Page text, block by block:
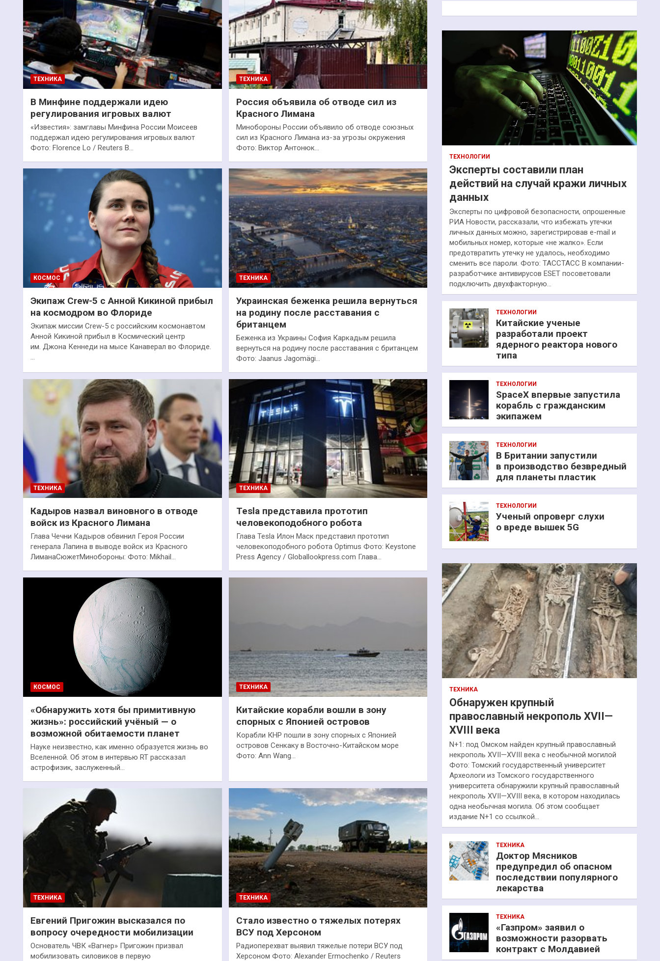
ТЕХНИКА
В Минфине поддержали идею
регулирования игровых валют
«Известия»: замглавы Минфина России Моисеев
поддержал идею регулирования игровых валют
Фото: Florence Lo / Reuters В…
ТЕХНИКА
Россия объявила об отводе сил из
Красного Лимана
Минобороны России объявило об отводе союзных
сил из Красного Лимана из-за угрозы окружения
Фото: Виктор Антонюк…
КОСМОС
Экипаж Crew-5 с Анной Кикиной прибыл
на космодром во Флориде
Экипаж миссии Crew-5 с российским космонавтом
Анной Кикиной прибыл в Космический центр
им. Джона Кеннеди на мысе Канаверал во Флориде.
ТЕХНИКА
Украинская беженка решила вернуться
на родину после расставания с
британцем
Беженка из Украины София Каркадым решила
вернуться на родину после расставания с британцем
Фото: Jaanus Jagomägi…
ТЕХНИКА
Кадыров назвал виновного в отводе
войск из Красного Лимана
Глава Чечни Кадыров обвинил Героя России
генерала Лапина в выводе войск из Красного
ЛиманаСюжетМинобороны: Фото: Mikhail…
ТЕХНИКА
Tesla представила прототип
человекоподобного робота
Глава Tesla Илон Маск представил прототип
человекоподобного робота Optimus Фото: Keystone
Press Agency / Globallookpress.com Глава…
КОСМОС
«Обнаружить хотя бы примитивную
жизнь»: российский учёный — о
возможной обитаемости планет
Науке неизвестно, как именно образуется жизнь во
Вселенной. Об этом в интервью RT рассказал
астрофизик, заслуженный…
ТЕХНИКА
Китайские корабли вошли в зону
спорных с Японией островов
Корабли КНР пошли в зону спорных с Японией
островов Сенкаку в Восточно-Китайском море
Фото: Ann Wang…
ТЕХНИКА
Евгений Пригожин высказался по
вопросу очередности мобилизации
Основатель ЧВК «Вагнер» Пригожин призвал
мобилизовать силовиков в первую
ТЕХНИКА
Стало известно о тяжелых потерях
ВСУ под Херсоном
Радиоперехват выявил тяжелые потери ВСУ под
Херсоном Фото: Alexander Ermochenko / Reuters
к
ТЕХНОЛОГИИ
Эксперты составили план
действий на случай кражи личных
данных
Эксперты по цифровой безопасности, опрошенные
РИА Новости, рассказали, что избежать утечки
личных данных можно, зарегистрировав e-mail и
мобильных номер, которые «не жалко». Если
предотвратить утечку не удалось, необходимо
сменить все пароли. Фото: ТАССТАСС В компании-
разработчике антивирусов ESET посоветовали
подключить двухфакторную…
ТЕХНОЛОГИИ
Китайские ученые
разработали проект
ядерного реактора нового
типа
ТЕХНОЛОГИИ
SpaceX впервые запустила
корабль с гражданским
экипажем
ТЕХНОЛОГИИ
В Британии запустили
в производство безвредный
для планеты пластик
ТЕХНОЛОГИИ
Ученый опроверг слухи
о вреде вышек 5G
ТЕХНИКА
Обнаружен крупный
православный некрополь XVII—
XVIII века
N+1: под Омском найден крупный православный
некрополь XVII—XVIII века с необычной могилой
Фото: Томский государственный университет
Археологи из Томского государственного
университета обнаружили крупный православный
некрополь XVII—XVIII века, в котором находилась
одна необычная могила. Об этом сообщает
издание N+1 со ссылкой…
ТЕХНИКА
Доктор Мясников
предупредил об опасном
последствии популярного
лекарства
ТЕХНИКА
«Газпром» заявил о
возможности разорвать
контракт с Молдавией